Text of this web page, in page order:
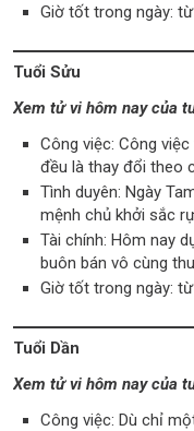
Giờ tốt trong ngày: từ
Tuổi Sửu
Xem tử vi hôm nay của
Công việc: Công
đều là thay đổi theo
Tình duyên: Ngày
mệnh chủ khởi sắc
Tài chính: Hôm nay
buôn bán vô cùng
Giờ tốt trong ngày: từ
Tuổi Dần
Xem tử vi hôm nay của
Công việc: Dù chỉ